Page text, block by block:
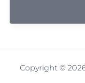
Copyright ©